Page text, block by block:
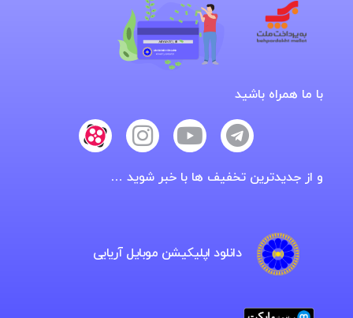
با ما همراه باشید
و از جدیدترین تخفیف ها با خبر شوید …
دانلود اپلیکیشن موبایل آریایی